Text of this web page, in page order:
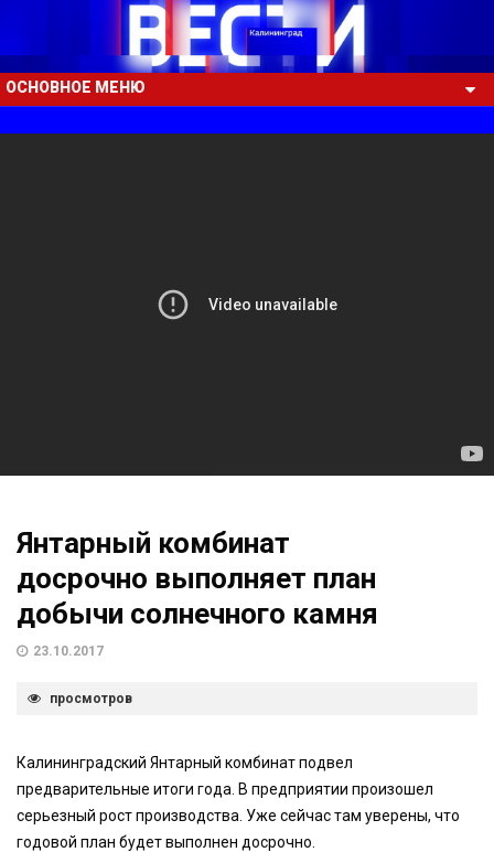
ОСНОВНОЕ МЕНЮ
Янтарный комбинат
досрочно выполняет план
добычи солнечного камня
23.10.2017
просмотров
Калининградский Янтарный комбинат подвел
предварительные итоги года. В предприятии произошел
серьезный рост производства. Уже сейчас там уверены, что
годовой план будет выполнен досрочно.